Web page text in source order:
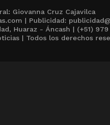
Giovanna Cruz Cajavilca
| Publicidad:
Huaraz - Áncash | (+51) 979
| Todos los derechos